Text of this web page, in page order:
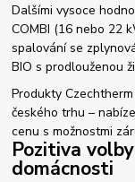
Dalšími vysoce
COMBI (16 nebo 22
spalování se
BIO s prodlouženou
Produkty
českého trhu –
cenu s možnostmi
Pozitiva
domácnosti